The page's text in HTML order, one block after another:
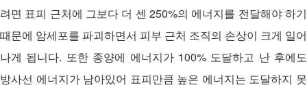
려면 표피 근처에 그보다 더 센 250%의 에너지를 전달해야 하기
때문에 암세포를 파괴하면서 피부 근처 조직의 손상이 크게 일어
나게 됩니다. 또한 종양에 에너지가 100% 도달하고 난 후에도
방사선 에너지가 남아있어 표피만큼 높은 에너지는 도달하지 못